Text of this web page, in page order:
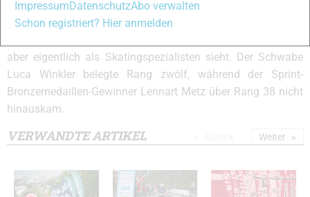
Gold gewann der Russe Roman Tarasov die Bronzemedaille
vor dem Norweger Havard Solas Taugbol und dem Finnen
aber eigentlich als Skatingspezialisten sieht. Der Schwabe
Luca Winkler belegte Rang zwölf, während der Sprint-
Bronzemedaillen-Gewinner Lennart Metz über Rang 38 nicht
hinauskam.
VERWANDTE ARTIKEL Weiter
ImpressumDatenschutzAbo verwalten
Schon registriert? Hier anmelden